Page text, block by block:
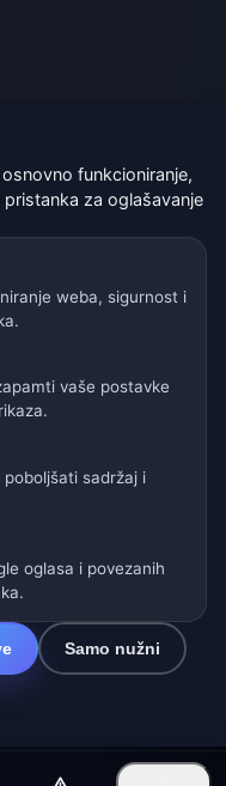
/ Švicarska
Azija
| IČO: 21135550 |
(ECMWF, ICON) ·
DHMZ
funkcioniranje,
za oglašavanje
weba, sigurnost i
vaše postavke
sadržaj i
oglasa i povezanih
Samo nužni